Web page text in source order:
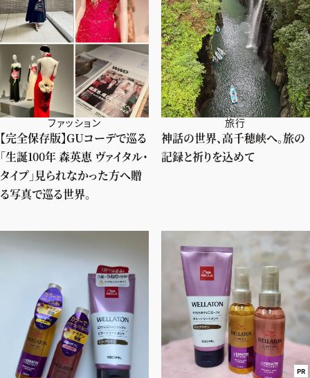
ファッション
【完全保存版】GUコーデで巡る
「生誕100年 森英恵 ヴァイタル・
タイプ」見られなかった方へ贈
る写真で巡る世界。
旅行
神話の世界、高千穂峡へ。旅の
記録と祈りを込めて
PR